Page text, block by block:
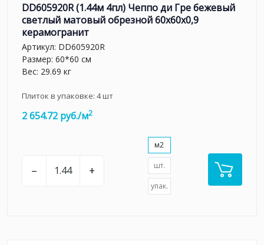
DD605920R (1.44м 4пл) Чеппо ди Гре бежевый
светлый матовый обрезной 60x60x0,9
керамогранит
Артикул: DD605920R
Размер: 60*60 см
Вес: 29.69 кг
Плиток в упаковке: 4шт
2 654.72 руб./м2
– +
м2
шт.
упак.